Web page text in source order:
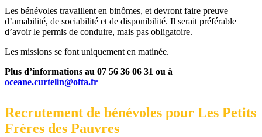
Les bénévoles travaillent en binômes, et devront faire preuve
d’amabilité, de sociabilité et de disponibilité. Il serait préférable
d’avoir le permis de conduire, mais pas obligatoire.
Les missions se font uniquement en matinée.
Plus d’informations au 07 56 36 06 31 ou à
oceane.curtelin@ofta.fr
Recrutement de bénévoles pour Les Petits
Frères des Pauvres